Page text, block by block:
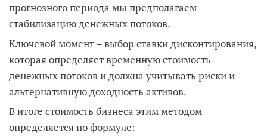
прогнозного периода мы предполагаем
стабилизацию денежных потоков.
Ключевой момент – выбор ставки дисконтирования,
которая определяет временную стоимость
денежных потоков и должна учитывать риски и
альтернативную доходность активов.
В итоге стоимость бизнеса этим методом
определяется по формуле: